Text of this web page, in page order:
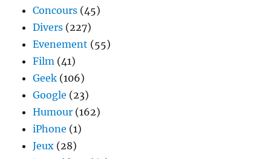
Concours (45)
Divers (227)
Evenement (55)
Film (41)
Geek (106)
Google (23)
Humour (162)
iPhone (1)
Jeux (28)